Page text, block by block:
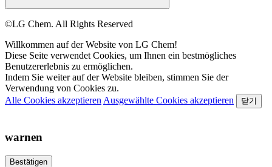
©LG Chem. All Rights Reserved
Willkommen auf der Website von LG Chem!
Diese Seite verwendet Cookies, um Ihnen ein bestmögliches
Benutzererlebnis zu ermöglichen.
Indem Sie weiter auf der Website bleiben, stimmen Sie der
Verwendung von Cookies zu.
Alle Cookies akzeptieren Ausgewählte Cookies akzeptieren 닫기
warnen
Bestätigen